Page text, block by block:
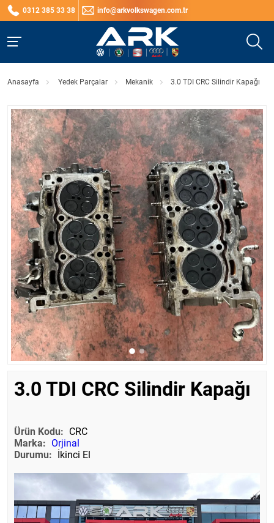
0312 385 33 38 info@arkvolkswagen.com.tr
Anasayfa Yedek Parçalar Mekanik 3.0 TDI CRC Silindir Kapağı
3.0 TDI CRC Silindir Kapağı
Ürün Kodu: CRC
Marka: Orjinal
Durumu: İkinci El